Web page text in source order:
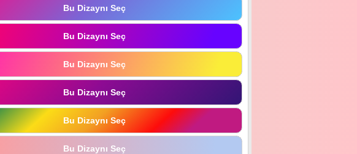
Bu Dizaynı Seç
Bu Dizaynı Seç
Bu Dizaynı Seç
Bu Dizaynı Seç
Bu Dizaynı Seç
Bu Dizaynı Seç